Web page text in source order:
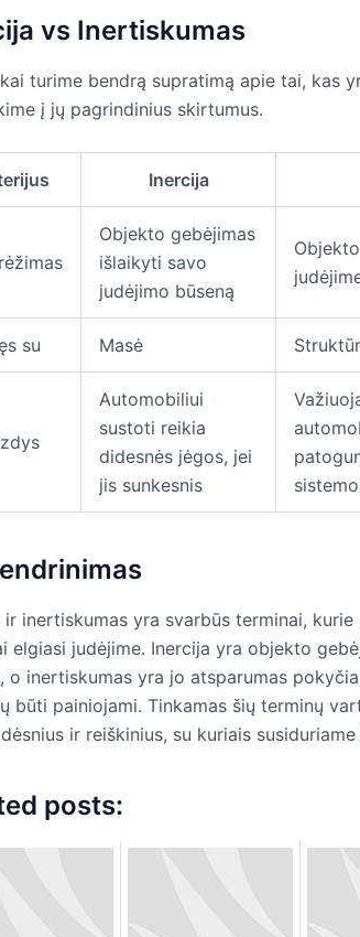
vs Inertiskumas
turime bendrą supratimą apie tai, kas
į jų pagrindinius skirtumus.
Inercija
Objekto gebėjimas
išlaikyti savo
judėjimo būseną
su Masė
Automobiliui
sustoti reikia
didesnės jėgos, jei
jis sunkesnis
ir inertiskumas yra svarbūs terminai,
elgiasi judėjime. Inercija yra objekto
o inertiskumas yra jo atsparumas
būti painiojami. Tinkamas šių terminų
ir reiškinius, su kuriais
posts: